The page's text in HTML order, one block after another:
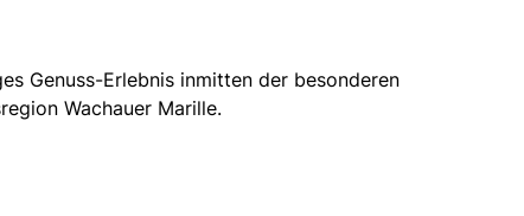
Genuss-Erlebnis inmitten der besonderen
Wachauer Marille.